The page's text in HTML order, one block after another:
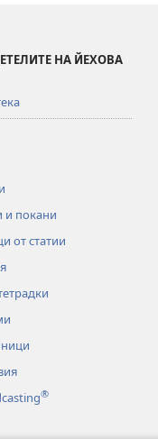
НА ЙЕХОВА
и покани
от статии
®